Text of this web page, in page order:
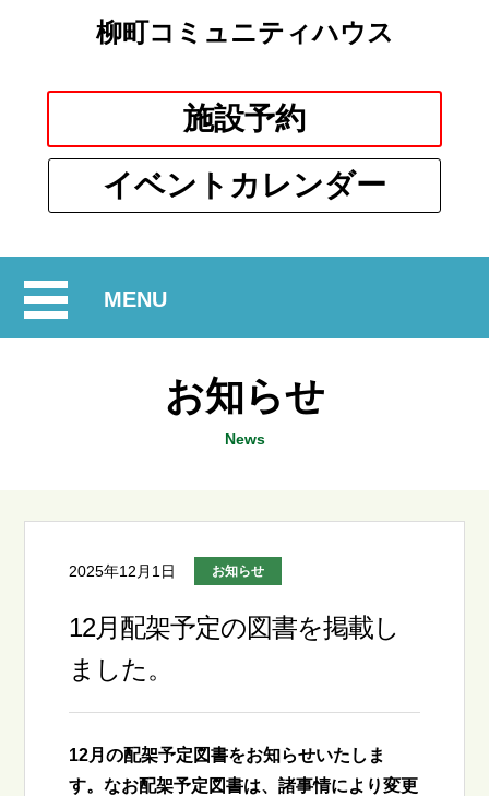
柳町コミュニティハウス
施設予約別
ウ
ィ
ン
開
イベント カレンダー別
ウ
ウ
MENU開
閉
お知らせ
News
2025年12月1日 お知らせ
12月配架予定の図書を掲載し
ました。
12月の配架予定図書をお知らせいたしま
す。なお配架予定図書は、諸事情により変更